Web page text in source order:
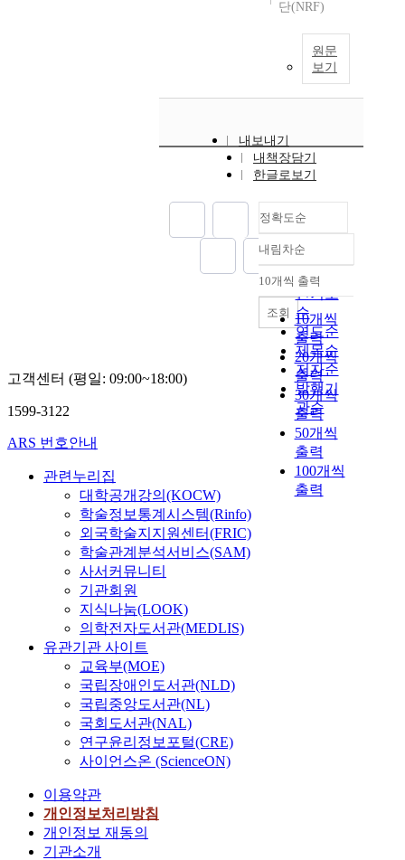
단(NRF)
원문
보기
내보내기
내책장담기
한글로보기
정확도순
정확도
순
인기도
순
연도순
제목순
저자순
발행기
관순
내림차순
내림차순
10개씩 출력
10개씩
출력
20개씩
출력
30개씩
출력
50개씩
출력
100개씩
출력
조회
고객센터 (평일: 09:00~18:00)
1599-3122
ARS 번호안내
관련누리집
대학공개강의(KOCW)
학술정보통계시스템(Rinfo)
외국학술지지원센터(FRIC)
학술관계분석서비스(SAM)
사서커뮤니티
기관회원
지식나눔(LOOK)
의학전자도서관(MEDLIS)
유관기관 사이트
교육부(MOE)
국립장애인도서관(NLD)
국립중앙도서관(NL)
국회도서관(NAL)
연구윤리정보포털(CRE)
사이언스온 (ScienceON)
이용약관
개인정보처리방침
개인정보 재동의
기관소개